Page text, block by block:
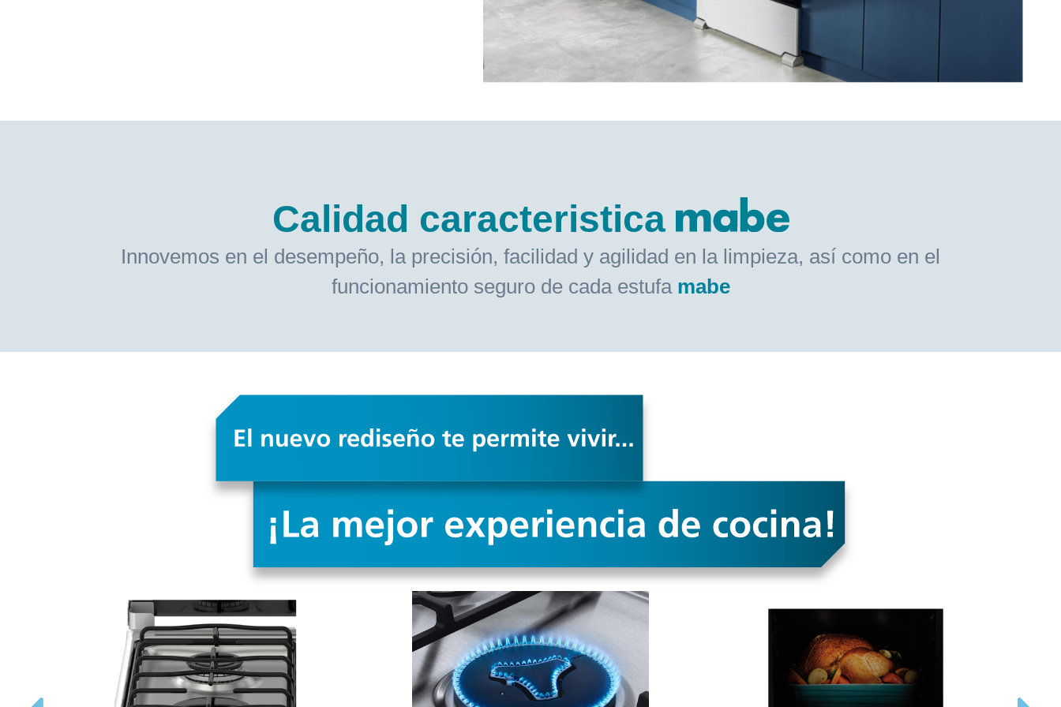
Calidad caracteristica
Innovemos en el desempeño, la precisión, facilidad y agilidad en la limpieza, así como en el
funcionamiento seguro de cada estufa mabe